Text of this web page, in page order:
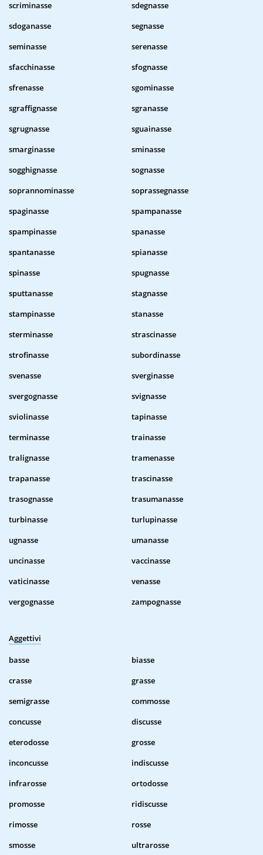
scriminasse
sdegnasse
sdoganasse
segnasse
seminasse
serenasse
sfacchinasse
sfognasse
sfrenasse
sgominasse
sgraffignasse
sgranasse
sgrugnasse
sguainasse
smarginasse
sminasse
sogghignasse
sognasse
soprannominasse
soprassegnasse
spaginasse
spampanasse
spampinasse
spanasse
spantanasse
spianasse
spinasse
spugnasse
sputtanasse
stagnasse
stampinasse
stanasse
sterminasse
strascinasse
strofinasse
subordinasse
svenasse
sverginasse
svergognasse
svignasse
sviolinasse
tapinasse
terminasse
trainasse
tralignasse
tramenasse
trapanasse
trascinasse
trasognasse
trasumanasse
turbinasse
turlupinasse
ugnasse
umanasse
uncinasse
vaccinasse
vaticinasse
venasse
vergognasse
zampognasse
Aggettivi
basse
biasse
crasse
grasse
semigrasse
commosse
concusse
discusse
eterodosse
grosse
inconcusse
indiscusse
infrarosse
ortodosse
promosse
ridiscusse
rimosse
rosse
smosse
ultrarosse